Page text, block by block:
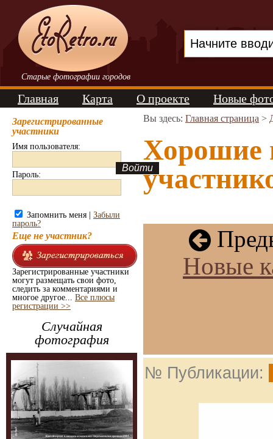
Старые фотографии городов
Главная Карта О проекте Новые
Зарегистрированные
участники
Имя пользователя:
Пароль:
Запомнить меня | Забыли
пароль?
Еще не участник?
Зарегистрированные участники
могут размещать свои фото,
следить за комментариями и
многое другое... Все плюсы
регистрации >>
Случайная
фотография
Вы здесь: Главная страница >
Хорошие
Новые
№ Публикации: